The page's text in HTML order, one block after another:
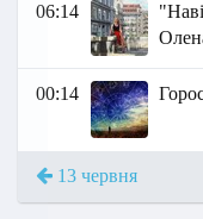
06:14
00:14
13 червня